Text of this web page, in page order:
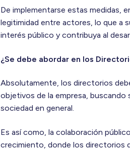
De implementarse estas medidas,
legitimidad entre actores, lo que a
interés público y contribuya al
¿Se debe abordar en los
Absolutamente, los directorios
objetivos de la empresa, buscando
sociedad en general.
Es así como, la colaboración
crecimiento, donde los directorios